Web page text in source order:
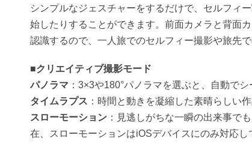
シンプルなジェスチャーをするだけで、セルフィ
始したりすることができます。前面カメラと背面
認識するので、一人旅でのセルフィー撮影や旅先
■クリエイティブ撮影モード
パノラマ ：3×3や180°パノラマを選ぶと、自動で
タイムラプス ：時間と動きを凝縮した素晴らしい
スローモーション ：見逃しがちな一瞬の出来事で
在、スローモーションはiOSデバイスにのみ対応し